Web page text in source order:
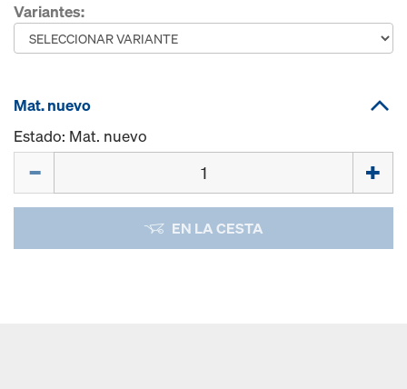
Variantes:
Mat. nuevo
Estado: Mat. nuevo
EN LA CESTA